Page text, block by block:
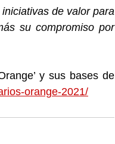
de valor para
su compromiso por
y sus bases de
orange-2021/